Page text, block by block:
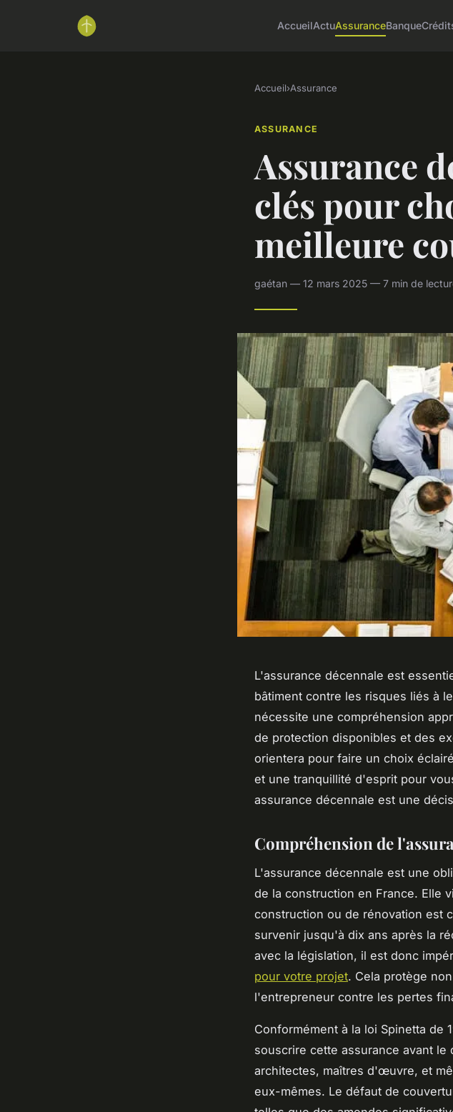
AccueilActuAssuranceBanque
Accueil›Assurance
ASSURANCE
Assurance
clés pour
meilleure
gaétan — 12 mars 2025 — 7 min de
L'assurance décennale est
bâtiment contre les risques liés à
nécessite une compréhension
de protection disponibles et des
orientera pour faire un choix
et une tranquillité d'esprit pour
assurance décennale est une
Compréhension de
L'assurance décennale est une
de la construction en France. Elle
construction ou de rénovation est
survenir jusqu'à dix ans après la
avec la législation, il est donc
pour votre projet. Cela protège
l'entrepreneur contre les pertes
Conformément à la loi Spinetta de
souscrire cette assurance avant
architectes, maîtres d'œuvre, et
eux-mêmes. Le défaut de